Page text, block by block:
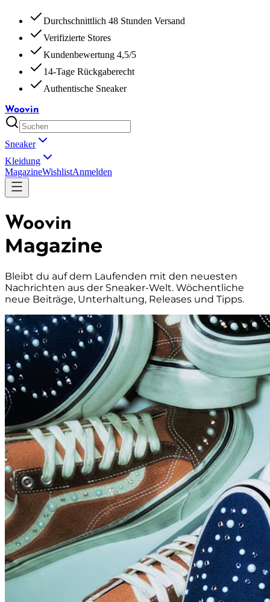
Durchschnittlich 48 Stunden Versand
Verifizierte Stores
Kundenbewertung 4,5/5
14-Tage Rückgaberecht
Authentische Sneaker
Woovin
Sneaker
Kleidung
MagazineWishlistAnmelden
Woovin
Magazine
Bleibt du auf dem Laufenden mit den neuesten
Nachrichten aus der Sneaker-Welt. Wöchentliche
neue Beiträge, Unterhaltung, Releases und Tipps.